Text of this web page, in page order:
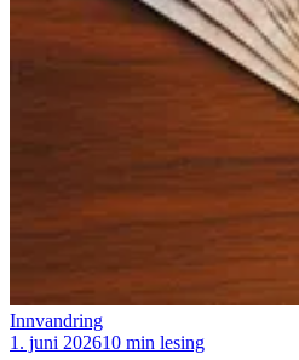
Innvandring
1. juni 202610 min lesing